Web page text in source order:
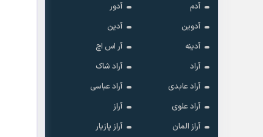
آدم
آدور
آدوین
آدین
آدینه
آر اس اچ
آراد
آراد شاک
آراد عابدی
آراد عباسی
آراد علوی
آراز
آراز المان
آراز پازیار